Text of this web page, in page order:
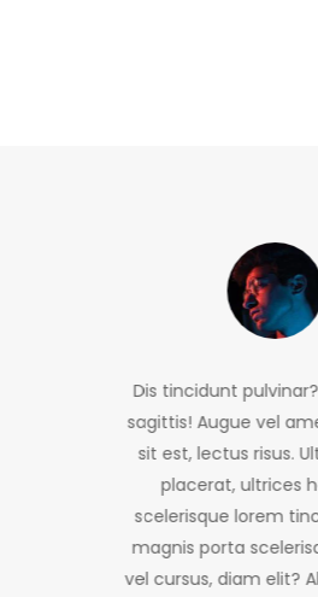
Dis tincidunt pulvinar?
sagittis! Augue vel
sit est, lectus risus.
placerat, ultrices
scelerisque lorem
magnis porta
vel cursus, diam elit?